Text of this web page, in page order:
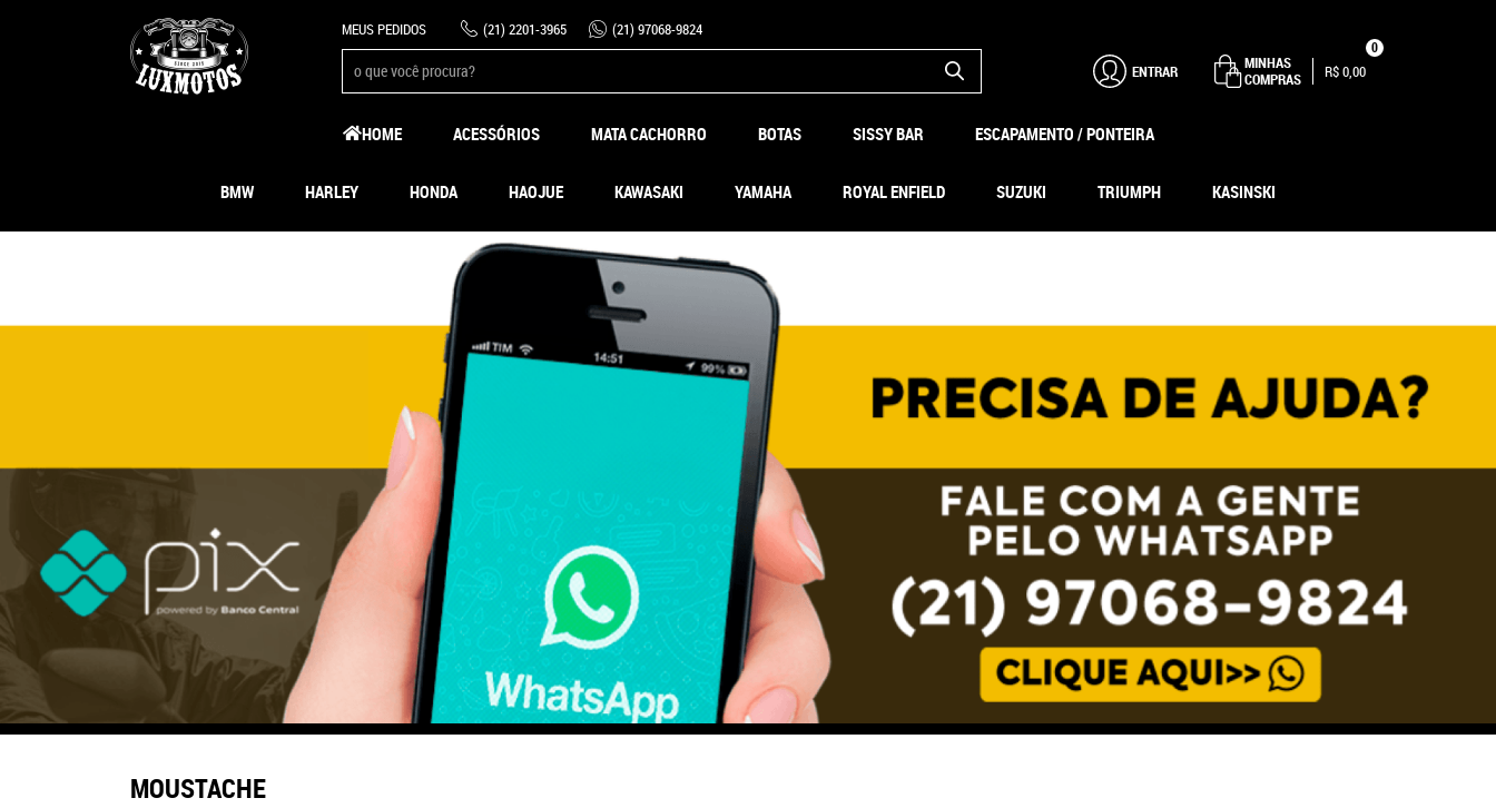
MEUS PEDIDOS (21) 2201-3965 (21) 97068-9824
ENTRAR
MINHAS
COMPRAS
0
R$ 0,00
HOME ACESSÓRIOS MATA CACHORRO BOTAS SISSY BAR ESCAPAMENTO / PONTEIRA
BMW HARLEY HONDA HAOJUE KAWASAKI YAMAHA ROYAL ENFIELD SUZUKI TRIUMPH KASINSKI
MOUSTACHE